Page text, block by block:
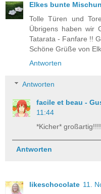
Elkes bunte
Tolle Türen und
Übrigens haben wir
Tatarata - Fanfare !!
Schöne Grüße von
Antworten
Antworten
facile et beau -
11:44
*Kicher* großartig!!!!
Antworten
likeschocolate 11.